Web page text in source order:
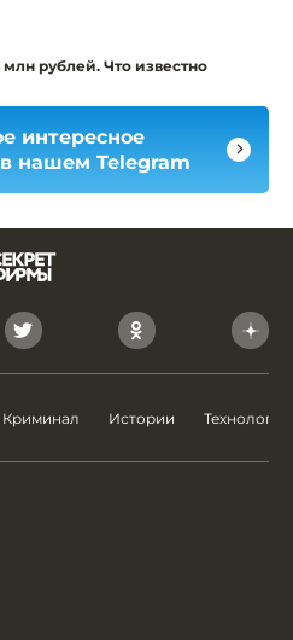
рублей. Что известно
интересное
нашем Telegram
Криминал Истории Технологии